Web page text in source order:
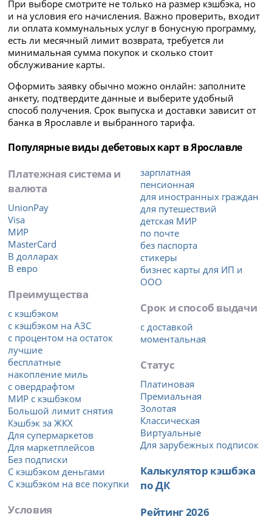
При выборе смотрите не только на размер кэшбэка, но
и на условия его начисления. Важно проверить, входит
ли оплата коммунальных услуг в бонусную программу,
есть ли месячный лимит возврата, требуется ли
минимальная сумма покупок и сколько стоит
обслуживание карты.
Оформить заявку обычно можно онлайн: заполните
анкету, подтвердите данные и выберите удобный
способ получения. Срок выпуска и доставки зависит от
банка в Ярославле и выбранного тарифа.
Популярные виды дебетовых карт в Ярославле
Платежная система и
валюта
UnionPay
Visa
МИР
MasterCard
В долларах
В евро
Преимущества
с кэшбэком
с кэшбэком на АЗС
с процентом на остаток
лучшие
бесплатные
накопление миль
с овердрафтом
МИР с кэшбэком
Большой лимит снятия
Кэшбэк за ЖКХ
Для супермаркетов
Для маркетплейсов
Без подписки
С кэшбэком деньгами
С кэшбэком на все покупки
Условия
зарплатная
пенсионная
для иностранных граждан
для путешествий
детская МИР
по почте
без паспорта
стикеры
бизнес карты для ИП и
ООО
Срок и способ выдачи
с доставкой
моментальная
Статус
Платиновая
Премиальная
Золотая
Классическая
Виртуальные
Для зарубежных подписок
Калькулятор кэшбэка
по ДК
Рейтинг 2026